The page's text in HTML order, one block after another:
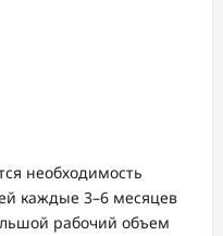
необходимость
каждые 3–6 месяцев
рабочий объем